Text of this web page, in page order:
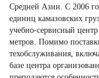
Средней Азии. С 2006
единиц камазовских
учебно-сервисный
метров. Помимо
техобслуживания,
базе центра